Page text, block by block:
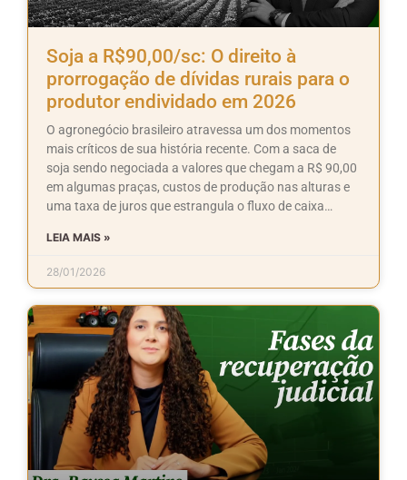
Soja a R$90,00/sc: O direito à
prorrogação de dívidas rurais para o
produtor endividado em 2026
O agronegócio brasileiro atravessa um dos momentos
mais críticos de sua história recente. Com a saca de
soja sendo negociada a valores que chegam a R$ 90,00
em algumas praças, custos de produção nas alturas e
uma taxa de juros que estrangula o fluxo de caixa…
LEIA MAIS »
28/01/2026